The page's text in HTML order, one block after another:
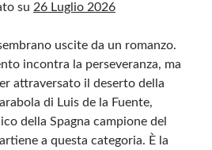
su 26 Luglio 2026
uscite da un romanzo.
incontra la perseveranza, ma
attraversato il deserto della
di Luis de la Fuente,
della Spagna campione del
a questa categoria. È la